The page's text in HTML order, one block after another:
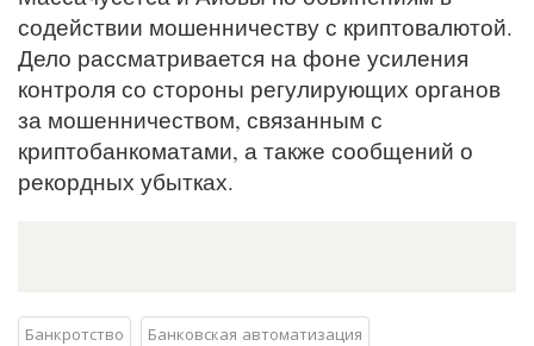
содействии мошенничеству с криптовалютой.
Дело рассматривается на фоне усиления
контроля со стороны регулирующих органов
за мошенничеством, связанным с
криптобанкоматами, а также сообщений о
рекордных убытках.
Банкротство
Банковская автоматизация